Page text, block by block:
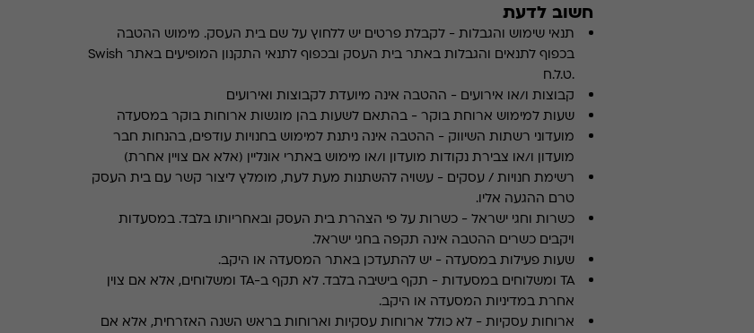
חשוב לדעת
תנאי שימוש והגבלות -לקבלת פרטים יש ללחוץ על שם בית העסק. מימוש ההטבה
בכפוף לתנאים והגבלות באתר בית העסק ובכפוף לתנאי התקנון המופיעים באתר Swish
.ט.ל.ח
קבוצות ו/או אירועים - ההטבה אינה מיועדת לקבוצות ואירועים
שעות למימוש ארוחת בוקר - בהתאם לשעות בהן מוגשות ארוחות בוקר במסעדה
מועדוני רשתות השיווק - ההטבה אינה ניתנת למימוש בחנויות עודפים, בהנחות חבר
מועדון ו/או צבירת נקודות מועדון ו/או מימוש באתרי אונליין (אלא אם צויין אחרת)
רשימת חנויות / עסקים -עשויה להשתנות מעת לעת, מומלץ ליצור קשר עם בית העסק
טרם ההגעה אליו.
כשרות וחגי ישראל -כשרות על פי הצהרת בית העסק ובאחריותו בלבד. במסעדות
ויקבים כשרים ההטבה אינה תקפה בחגי ישראל.
שעות פעילות במסעדה -יש להתעדכן באתר המסעדה או היקב.
TA ומשלוחים במסעדות
-
תקף בישיבה בלבד. לא תקף ב-TA ומשלוחים, אלא אם צוין
אחרת במדיניות המסעדה או היקב.
ארוחות עסקיות -לא כולל ארוחות עסקיות וארוחות בראש השנה האזרחית, אלא אם